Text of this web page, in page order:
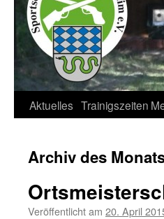
Aktuelles Trainigszeiten
Archiv des
Veröffentlicht am 20. April